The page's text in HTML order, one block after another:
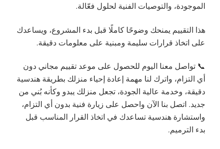
الموجودة، والتوصيات الفنية لحلول فعّالة.
هذا التقييم يمنحك وضوحًا كاملًا قبل بدء المشروع، ويساعدك
على اتخاذ قرارات سليمة ومبنية على معلومات دقيقة.
📞 تواصل معنا اليوم للحصول على موعد تقييم مجاني دون
أي التزام، واترك لنا مهمة إعادة إحياء منزلك بطريقة هندسية
دقيقة، وخدمة عالية الجودة، تجعل منزلك يبدو وكأنه بُني من
جديد. اتصل بنا الآن واحصل على زيارة فنية بدون أي التزام،
واستشارة هندسية تساعدك في اتخاذ القرار المناسب قبل
بدء الترميم.